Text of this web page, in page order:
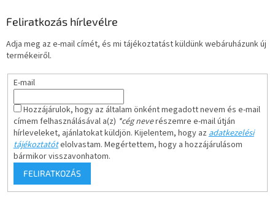
Feliratkozás hírlevélre
Adja meg az e-mail címét, és mi tájékoztatást küldünk webáruházunk új
termékeiről.
E-mail
Hozzájárulok, hogy az általam önként megadott nevem és e-mail
címem felhasználásával a(z) *cég neverészemre e-mail útján
hírleveleket, ajánlatokat küldjön. Kijelentem, hogy azadatkezelési
tájékoztatótelolvastam. Megértettem, hogy a hozzájárulásom
bármikor visszavonhatom.
FELIRATKOZÁS